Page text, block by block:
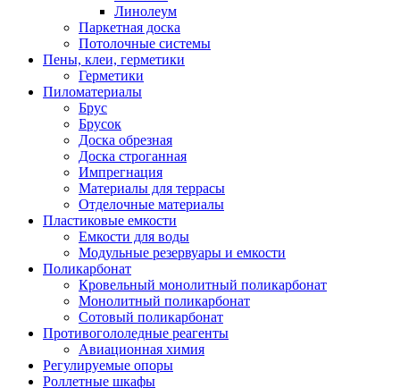
Линолеум
Паркетная доска
Потолочные системы
Пены, клеи, герметики
Герметики
Пиломатериалы
Брус
Брусок
Доска обрезная
Доска строганная
Импрегнация
Материалы для террасы
Отделочные материалы
Пластиковые емкости
Емкости для воды
Модульные резервуары и емкости
Поликарбонат
Кровельный монолитный поликарбонат
Монолитный поликарбонат
Сотовый поликарбонат
Противогололедные реагенты
Авиационная химия
Регулируемые опоры
Роллетные шкафы